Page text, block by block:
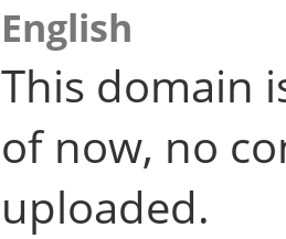
English
This domain
of now, no
uploaded.